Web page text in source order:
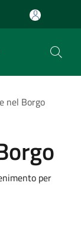
nel Borgo
per